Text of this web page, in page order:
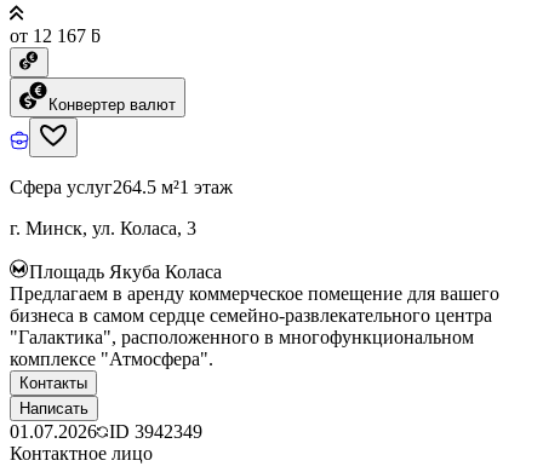
от 12 167 ƃ
Конвертер валют
Сфера услуг264.5 м²1 этаж
г. Минск, ул. Коласа, 3
Площадь Якуба Коласа
Предлагаем в аренду коммерческое помещение для вашего
бизнеса в самом сердце семейно-развлекательного центра
"Галактика", расположенного в многофункциональном
комплексе "Атмосфера".
Контакты
Написать
01.07.2026 ID 3942349
Контактное лицо